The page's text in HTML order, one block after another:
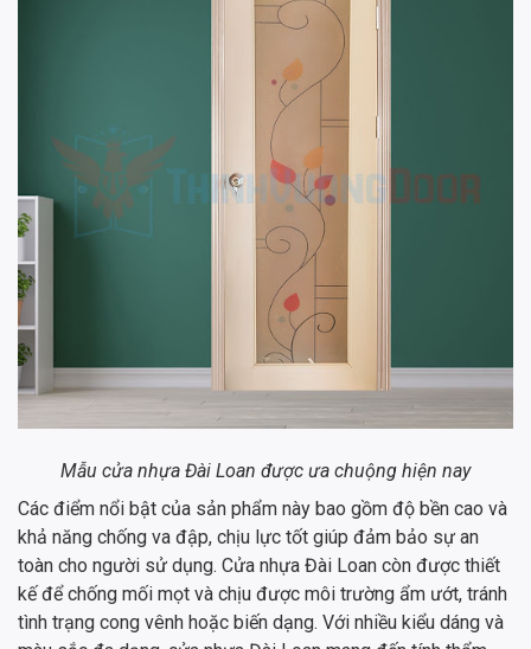
Mẫu cửa nhựa Đài Loan được ưa chuộng hiện nay
Các điểm nổi bật của sản phẩm này bao gồm độ bền cao và
khả năng chống va đập, chịu lực tốt giúp đảm bảo sự an
toàn cho người sử dụng. Cửa nhựa Đài Loan còn được thiết
kế để chống mối mọt và chịu được môi trường ẩm ướt, tránh
tình trạng cong vênh hoặc biến dạng. Với nhiều kiểu dáng và